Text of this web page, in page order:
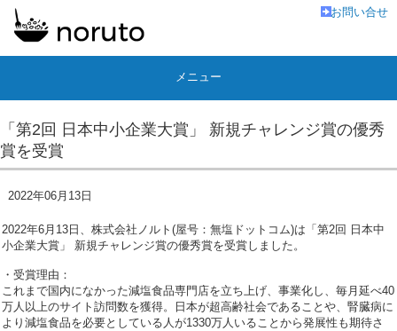
お問い合せ
メニュー
「第2回 ⽇本中⼩企業⼤賞」 新規チャレンジ賞の優秀
賞を受賞
2022年06月13日
2022年6月13日、株式会社ノルト(屋号：無塩ドットコム)は「第2回 ⽇本中
⼩企業⼤賞」 新規チャレンジ賞の優秀賞を受賞しました。
・受賞理由：
これまで国内になかった減塩食品専門店を立ち上げ、事業化し、毎月延べ40
万人以上のサイト訪問数を獲得。日本が超高齢社会であることや、腎臓病に
より減塩食品を必要としている人が1330万人いることから発展性も期待さ